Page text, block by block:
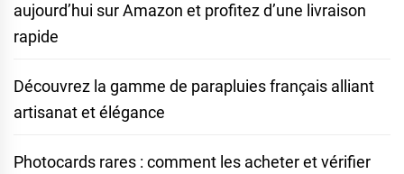
aujourd’hui sur Amazon et profitez d’une livraison
rapide
Découvrez la gamme de parapluies français alliant
artisanat et élégance
Photocards rares : comment les acheter et vérifier